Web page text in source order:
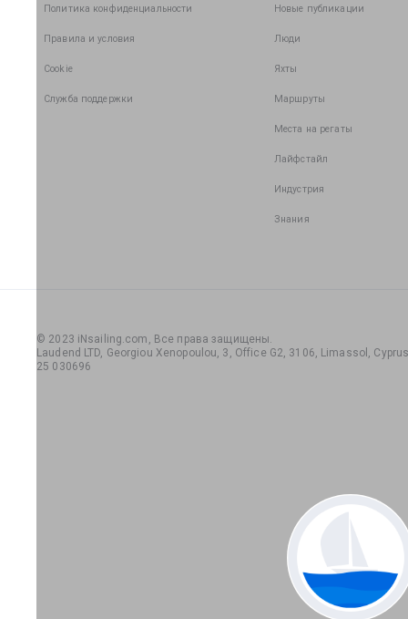
Политика конфиденциальности
Правила и условия
Cookie
Служба поддержки
Новые публикации
Люди
Яхты
Маршруты
Места на регаты
Лайфстайл
Индустрия
Знания
© 2023 iNsailing.com, Все права защищены.
Laudend LTD, Georgiou Xenopoulou, 3, Office G2, 3106, Limassol,
25 030696